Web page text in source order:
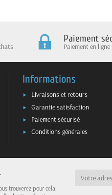
Paiement
Paiement en
Informations
Livraisons et retours
Garantie satisfaction
Paiement sécurisé
Conditions générales
trouverez pour cela